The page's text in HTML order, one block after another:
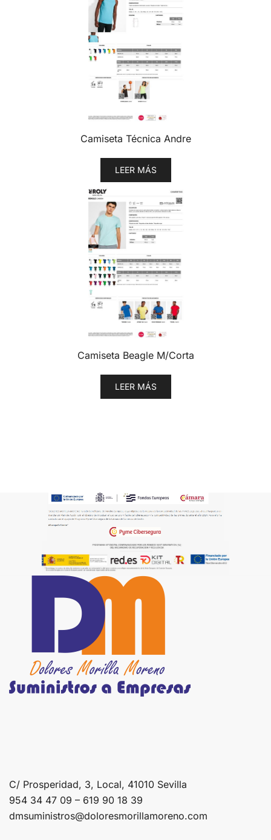
Camiseta Técnica Andre
LEER MÁS
Camiseta Beagle M/Corta
LEER MÁS
C/ Prosperidad, 3, Local, 41010 Sevilla
954 34 47 09 – 619 90 18 39
dmsuministros@doloresmorillamoreno.com